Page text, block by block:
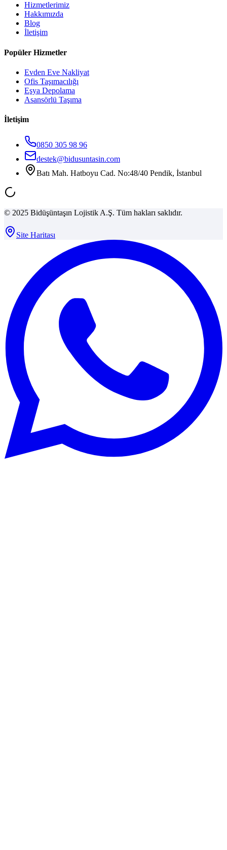
Hizmetlerimiz
Hakkımızda
Blog
İletişim
Popüler Hizmetler
Evden Eve Nakliyat
Ofis Taşımacılığı
Eşya Depolama
Asansörlü Taşıma
İletişim
0850 305 98 96
destek@bidusuntasin.com
Batı Mah. Hatboyu Cad. No:48/40 Pendik, İstanbul
© 2025 Bidüşüntaşın Lojistik A.Ş. Tüm hakları saklıdır.
Site Haritası